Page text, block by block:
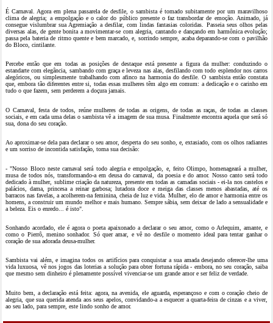
É Carnaval. Agora em plena passarela de desfile, o sambista é tomado subitamente por um maravilhoso
clima de alegria; a empolgação e o calor do público presente o faz transbordar de emoção. Animado, já
consegue vislumbrar sua Agremiação a desfilar, com lindas fantasias coloridas. Passeia seus olhos pelas
diversas alas, de gente bonita a movimentar-se com alegria, cantando e dançando em harmônica evolução;
passa pela bateria de ritmo quente e bem marcado, e, sorrindo sempre, acaba deparando-se com o pavilhão
do Bloco, cintilante.
Percebe então que em todas as posições de destaque está presente a figura da mulher: conduzindo o
estandarte com elegância, sambando com graça e leveza nas alas, desfilando com todo esplendor nos carros
alegóricos, ou simplesmente trabalhando com afinco na harmonia do desfile. O sambista então constata
que, embora tão diferentes entre si, todas essas mulheres têm algo em comum: a dedicação e o carinho em
tudo o que fazem, sem perderem a doçura jamais.
O Carnaval, festa de todos, reúne mulheres de todas as origens, de todas as raças, de todas as classes
sociais, e em cada uma delas o sambista vê a imagem de sua musa. Finalmente encontra aquela que será só
sua, dona do seu coração.
Ao aproximar-se dela para declarar o seu amor, desperta do seu sonho, e, extasiado, com os olhos radiantes
e um sorriso de incontida satisfação, toma sua decisão:
- "Nosso Bloco neste carnaval será todo alegria e empolgação, e, feito Olimpo, homenageará a mulher,
musa de todos nós, transformando-a em deusa do carnaval, da poesia e do amor. Nosso canto será todo
dedicado à mulher, sublime criação da natureza, presente em todas as camadas sociais - ei-la nos castelos e
palácios, dama, princesa a reinar garbosa; lutadora doce e meiga das classes menos abastadas, até os
barracos nas favelas, a acolherem-na feminina, cheia de luz e vida. Mulher, elo de amor e harmonia entre os
homens, a construir um mundo melhor e mais humano. Sempre sábia, sem deixar de lado a sensualidade e
a beleza. Eis o enredo... é isto".
Sonhando acordado, ele é agora o poeta apaixonado a declarar o seu amor, como o Arlequim, amante, e
como o Pierrô, menino sonhador. Só quer amar, e vê no desfile o momento ideal para tentar ganhar o
coração de sua adorada deusa-mulher.
Sambista vai além, e imagina todos os artifícios para conquistar a sua amada desejando oferecer-lhe uma
vida luxuosa, vê nos jogos das loterias a solução para obter fortuna rápida - embora, no seu coração, saiba
que mesmo sem dinheiro é plenamente possível vivenciar-se um grande amor e ser feliz de verdade.
Muito bem, a declaração está feita: agora, na avenida, ele aguarda, esperançoso e com o coração cheio de
alegria, que sua querida atenda aos seus apelos, convidando-a a esquecer a quarta-feira de cinzas e a viver,
ao seu lado, para sempre, este lindo sonho de amor.